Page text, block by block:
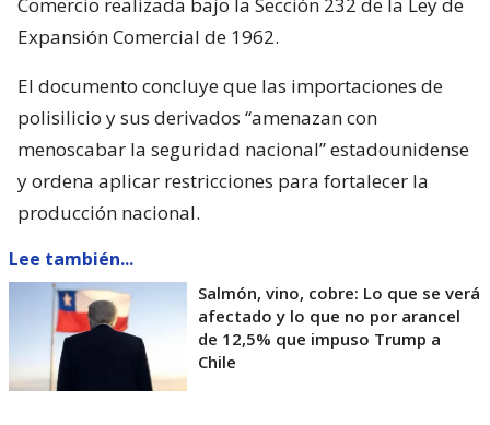
Comercio realizada bajo la Sección 232 de la Ley de
Expansión Comercial de 1962.
El documento concluye que las importaciones de
polisilicio y sus derivados “amenazan con
menoscabar la seguridad nacional” estadounidense
y ordena aplicar restricciones para fortalecer la
producción nacional.
Lee también...
Salmón, vino, cobre: Lo que se verá
afectado y lo que no por arancel
de 12,5% que impuso Trump a
Chile